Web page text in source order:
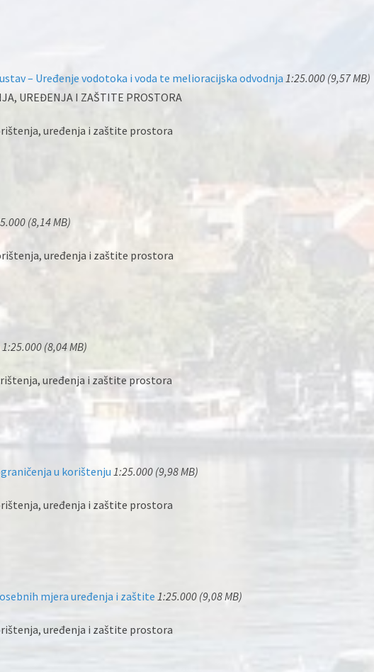
– Uređenje vodotoka i voda te melioracijska odvodnja 1:25.000 (9,57 MB)
UREĐENJA I ZAŠTITE PROSTORA
uređenja i zaštite prostora
(8,14 MB)
uređenja i zaštite prostora
1:25.000 (8,04 MB)
uređenja i zaštite prostora
u korištenju1:25.000 (9,98 MB)
uređenja i zaštite prostora
mjera uređenja i zaštite 1:25.000 (9,08 MB)
uređenja i zaštite prostora